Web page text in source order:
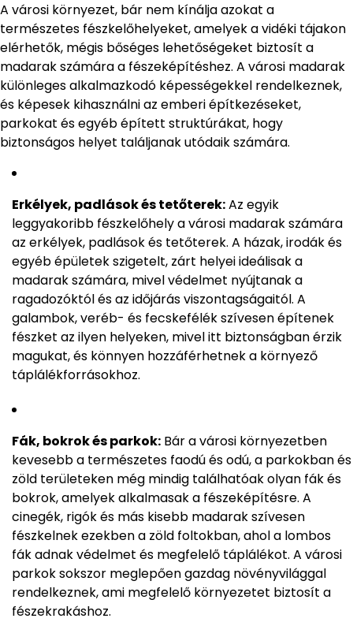
A városi környezet, bár nem kínálja azokat a
természetes fészkelőhelyeket, amelyek a vidéki tájakon
elérhetők, mégis bőséges lehetőségeket biztosít a
madarak számára a fészeképítéshez. A városi madarak
különleges alkalmazkodó képességekkel rendelkeznek,
és képesek kihasználni az emberi építkezéseket,
parkokat és egyéb épített struktúrákat, hogy
biztonságos helyet találjanak utódaik számára.
Erkélyek, padlások és tetőterek:Az egyik
leggyakoribb fészkelőhely a városi madarak számára
az erkélyek, padlások és tetőterek. A házak, irodák és
egyéb épületek szigetelt, zárt helyei ideálisak a
madarak számára, mivel védelmet nyújtanak a
ragadozóktól és az időjárás viszontagságaitól. A
galambok, veréb- és fecskefélék szívesen építenek
fészket az ilyen helyeken, mivel itt biztonságban érzik
magukat, és könnyen hozzáférhetnek a környező
táplálékforrásokhoz.
Fák, bokrok és parkok: Bár a városi környezetben
kevesebb a természetes faodú és odú, a parkokban és
zöld területeken még mindig találhatóak olyan fák és
bokrok, amelyek alkalmasak a fészeképítésre. A
cinegék, rigók és más kisebb madarak szívesen
fészkelnek ezekben a zöld foltokban, ahol a lombos
fák adnak védelmet és megfelelő táplálékot. A városi
parkok sokszor meglepően gazdag növényvilággal
rendelkeznek, ami megfelelő környezetet biztosít a
fészekrakáshoz.